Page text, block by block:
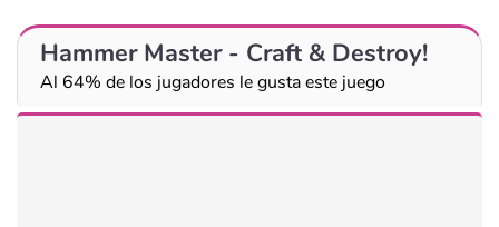
Hammer Master - Craft & Destroy!
Al 64% de los jugadores le gusta este juego